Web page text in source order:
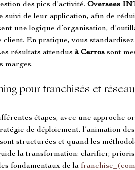
des pics d’activité. Oversees
suivi de leur application, afin de
une logique d’organisation,
En pratique, vous
résultats attendus à Carros sont
marges.
pour franchisés et
étapes, avec une approche
de déploiement, l’animation
structurées et quand les
la transformation: clarifier,
fondamentaux de la